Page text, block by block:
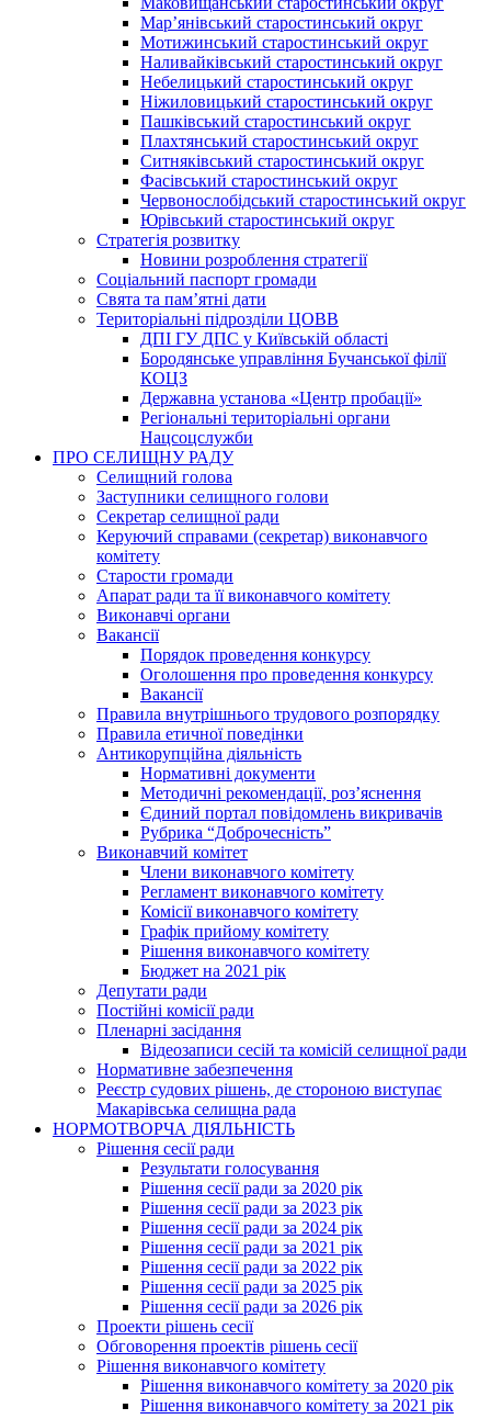
Мар’янівський старостинський округ
Мотижинський старостинський округ
Наливайківський старостинський округ
Небелицький старостинський округ
Ніжиловицький старостинський округ
Пашківський старостинський округ
Плахтянський старостинський округ
Ситняківський старостинський округ
Фасівський старостинський округ
Червонослобідський старостинський округ
Юрівський старостинський округ
Стратегія розвитку
Новини розроблення стратегії
Соціальний паспорт громади
Свята та пам’ятні дати
Територіальні підрозділи ЦОВВ
ДПІ ГУ ДПС у Київській області
Бородянське управління Бучанської філії
КОЦЗ
Державна установа «Центр пробації»
Регіональні територіальні органи
Нацсоцслужби
ПРО СЕЛИЩНУ РАДУ
Селищний голова
Заступники селищного голови
Секретар селищної ради
Керуючий справами (секретар) виконавчого
комітету
Старости громади
Апарат ради та її виконавчого комітету
Виконавчі органи
Вакансії
Порядок проведення конкурсу
Оголошення про проведення конкурсу
Вакансії
Правила внутрішнього трудового розпорядку
Правила етичної поведінки
Антикорупційна діяльність
Нормативні документи
Методичні рекомендації, роз’яснення
Єдиний портал повідомлень викривачів
Рубрика “Доброчесність”
Виконавчий комітет
Члени виконавчого комітету
Регламент виконавчого комітету
Комісії виконавчого комітету
Графік прийому комітету
Рішення виконавчого комітету
Бюджет на 2021 рік
Депутати ради
Постійні комісії ради
Пленарні засідання
Відеозаписи сесій та комісій селищної ради
Нормативне забезпечення
Реєстр судових рішень, де стороною виступає
Макарівська селищна рада
НОРМОТВОРЧА ДІЯЛЬНІСТЬ
Рішення сесії ради
Результати голосування
Рішення сесії ради за 2020 рік
Рішення сесії ради за 2023 рік
Рішення сесії ради за 2024 рік
Рішення сесії ради за 2021 рік
Рішення сесії ради за 2022 рік
Рішення сесії ради за 2025 рік
Рішення сесії ради за 2026 рік
Проекти рішень сесії
Обговорення проектів рішень сесії
Рішення виконавчого комітету
Рішення виконавчого комітету за 2020 рік
Рішення виконавчого комітету за 2021 рік